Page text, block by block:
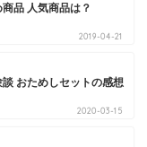
品 人気商品は？
2019-04-21
おためしセットの感想
2020-03-15